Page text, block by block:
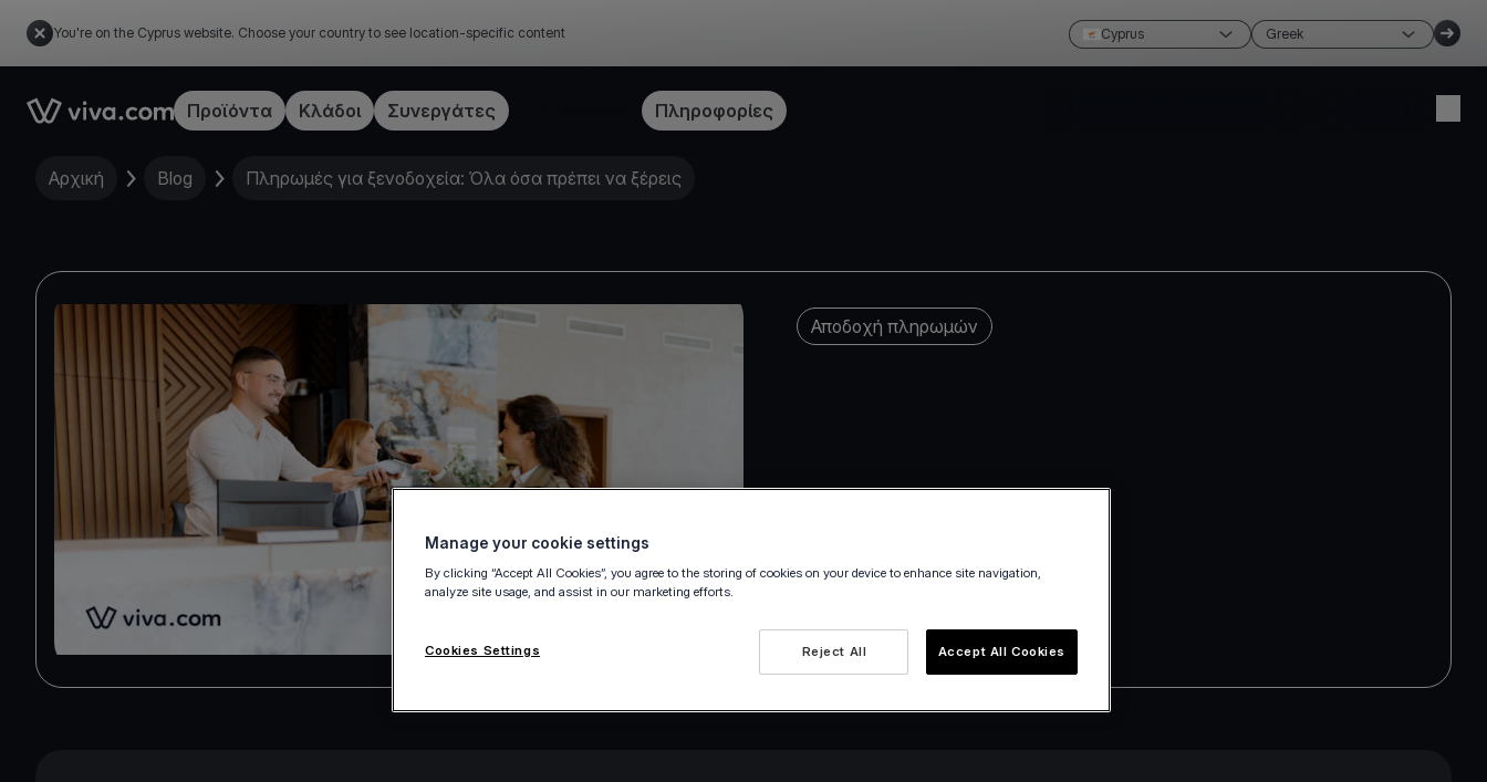
You're on the Cyprus website. Choose your country to see location-specific content Cyprus Greek
Link to the homepageΠροϊόντα Κλάδοι Συνεργάτες Πληροφορίες
Αρχική Blog Πληρωμές για ξενοδοχεία: Όλα όσα πρέπει να ξέρεις
Αποδοχή πληρωμών
25 June 2024
Manage your cookie settings
By clicking “Accept All Cookies”, you agree to the storing of cookies on your device to enhance site navigation,
analyze site usage, and assist in our marketing efforts.
Reject All Accept All Cookies
Cookies Settings